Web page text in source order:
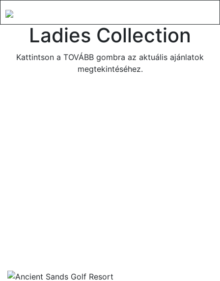
Ladies Collection
Kattintson a TOVÁBB gombra az aktuális ajánlatok
megtekintéséhez.